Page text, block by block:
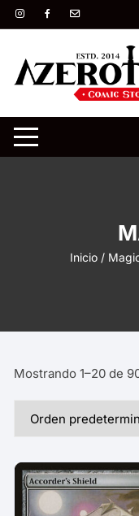
Saltar
al
Inicio/
Mostrando 1–20 de